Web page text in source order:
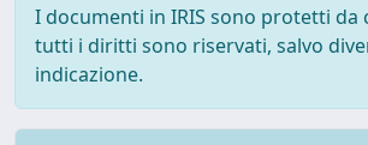
I documenti in IRIS sono protetti da
tutti i diritti sono riservati, salvo
indicazione.